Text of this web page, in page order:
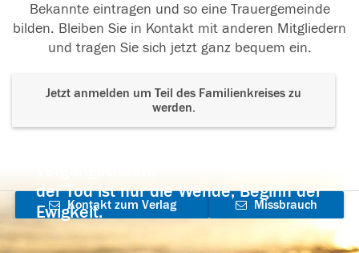
Bekannte eintragen und so eine Trauergemeinde
bilden. Bleiben Sie in Kontakt mit anderen Mitgliedern
und tragen Sie sich jetzt ganz bequem ein.
Jetzt anmelden um Teil des Familienkreises zu
werden.
der Tod ist nur die Wende, Beginn der
Ewigkeit.
Kontakt zum Verlag
aufnehmen
Missbrauch